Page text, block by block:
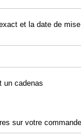
et la date de
un cadenas
sur votre